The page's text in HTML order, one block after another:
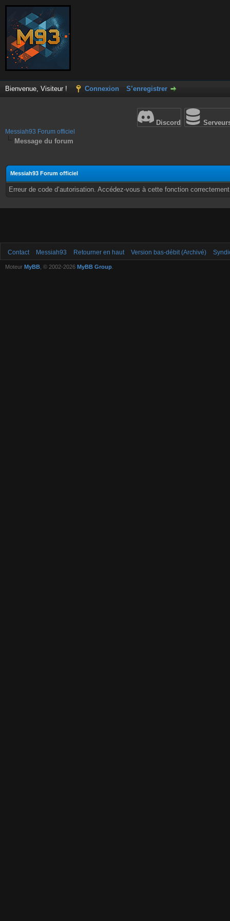
Bienvenue, Visiteur ! Connexion S’enregistrer
Discord
Messiah93 Forum officiel
Message du forum
Messiah93 Forum officiel
Erreur de code d’autorisation. Accédez-vous à cette fonction
Contact Messiah93 Retourner en haut Version bas-débit (Archivé)
Moteur MyBB , © 2002-2026 MyBB Group